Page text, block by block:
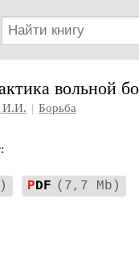
вольной
И.И. | Борьба
PDF (7,7 Mb)